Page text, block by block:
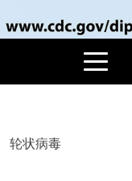
轮状病毒